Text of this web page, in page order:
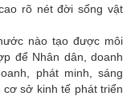
rõ nét đời sống vật
nào tạo được môi
để Nhân dân, doanh
phát minh, sáng
sở kinh tế phát triển